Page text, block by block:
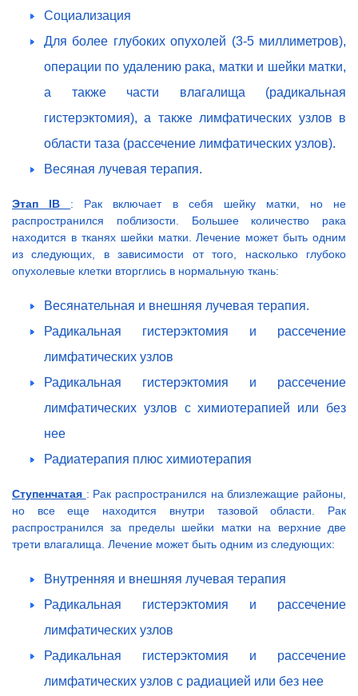
Социализация
Для более глубоких опухолей (3-5 миллиметров),
операции по удалению рака, матки и шейки матки,
а также части влагалища (радикальная
гистерэктомия), а также лимфатических узлов в
области таза (рассечение лимфатических узлов).
Весяная лучевая терапия.
Этап IB : Рак включает в себя шейку матки, но не
распространился поблизости. Большее количество рака
находится в тканях шейки матки. Лечение может быть одним
из следующих, в зависимости от того, насколько глубоко
опухолевые клетки вторглись в нормальную ткань:
Весянательная и внешняя лучевая терапия.
Радикальная гистерэктомия и рассечение
лимфатических узлов
Радикальная гистерэктомия и рассечение
лимфатических узлов с химиотерапией или без
нее
Радиатерапия плюс химиотерапия
Ступенчатая : Рак распространился на близлежащие районы,
но все еще находится внутри тазовой области. Рак
распространился за пределы шейки матки на верхние две
трети влагалища. Лечение может быть одним из следующих:
Внутренняя и внешняя лучевая терапия
Радикальная гистерэктомия и рассечение
лимфатических узлов
Радикальная гистерэктомия и рассечение
лимфатических узлов с радиацией или без нее